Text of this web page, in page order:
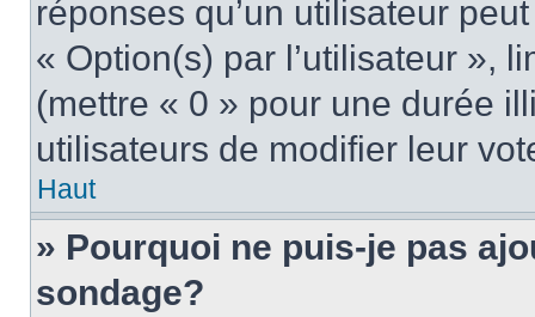
réponses qu’un utilisateur
« Option(s) par l’utilisateur »,
(mettre « 0 » pour une durée
utilisateurs de modifier leur
Haut
» Pourquoi ne puis-je pas
sondage?